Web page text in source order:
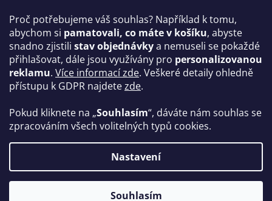
Proč potřebujeme váš souhlas? Například k tomu,
abychom si pamatovali, co máte v košíku, abyste
snadno zjistili stav objednávkya nemuseli se pokaždé
přihlašovat, dále jsou využívány pro personalizovanou
reklamu. Více informací zde. Veškeré detaily ohledně
přístupu k GDPR najdetezde.
Pokud kliknete na „Souhlasím“, dáváte nám souhlas se
zpracováním všech volitelných typů cookies.
Nastavení
Souhlasím
Sledovat na Instagramu
Facebook
Copyright 2026TAMAITI - dětské oblečení z biobavlny.
Všechna práva vyhrazena.